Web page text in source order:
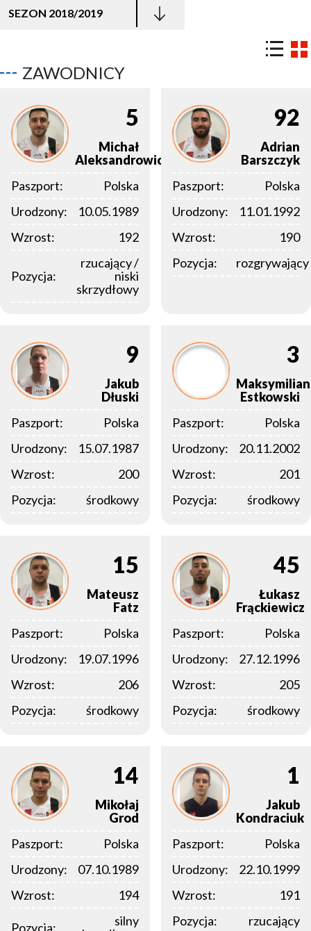
SEZON 2018/2019
ZAWODNICY
5
Michał
Aleksandrowicz
Paszport:
Polska
Urodzony:
10.05.1989
Wzrost:
192
Pozycja:
rzucający /
niski
skrzydłowy
92
Adrian
Barszczyk
Paszport:
Polska
Urodzony:
11.01.1992
Wzrost:
190
Pozycja:
rozgrywający
9
Jakub
Dłuski
Paszport:
Polska
Urodzony:
15.07.1987
Wzrost:
200
Pozycja:
środkowy
3
Maksymilian
Estkowski
Paszport:
Polska
Urodzony:
20.11.2002
Wzrost:
201
Pozycja:
środkowy
15
Mateusz
Fatz
Paszport:
Polska
Urodzony:
19.07.1996
Wzrost:
206
Pozycja:
środkowy
45
Łukasz
Frąckiewicz
Paszport:
Polska
Urodzony:
27.12.1996
Wzrost:
205
Pozycja:
środkowy
14
Mikołaj
Grod
Paszport:
Polska
Urodzony:
07.10.1989
Wzrost:
194
Pozycja:
silny
1
Jakub
Kondraciuk
Paszport:
Polska
Urodzony:
22.10.1999
Wzrost:
191
Pozycja:
rzucający